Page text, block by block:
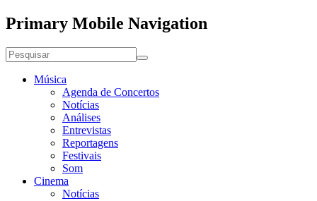
Primary Mobile Navigation
Música
Agenda de Concertos
Notícias
Análises
Entrevistas
Reportagens
Festivais
Som
Cinema
Notícias